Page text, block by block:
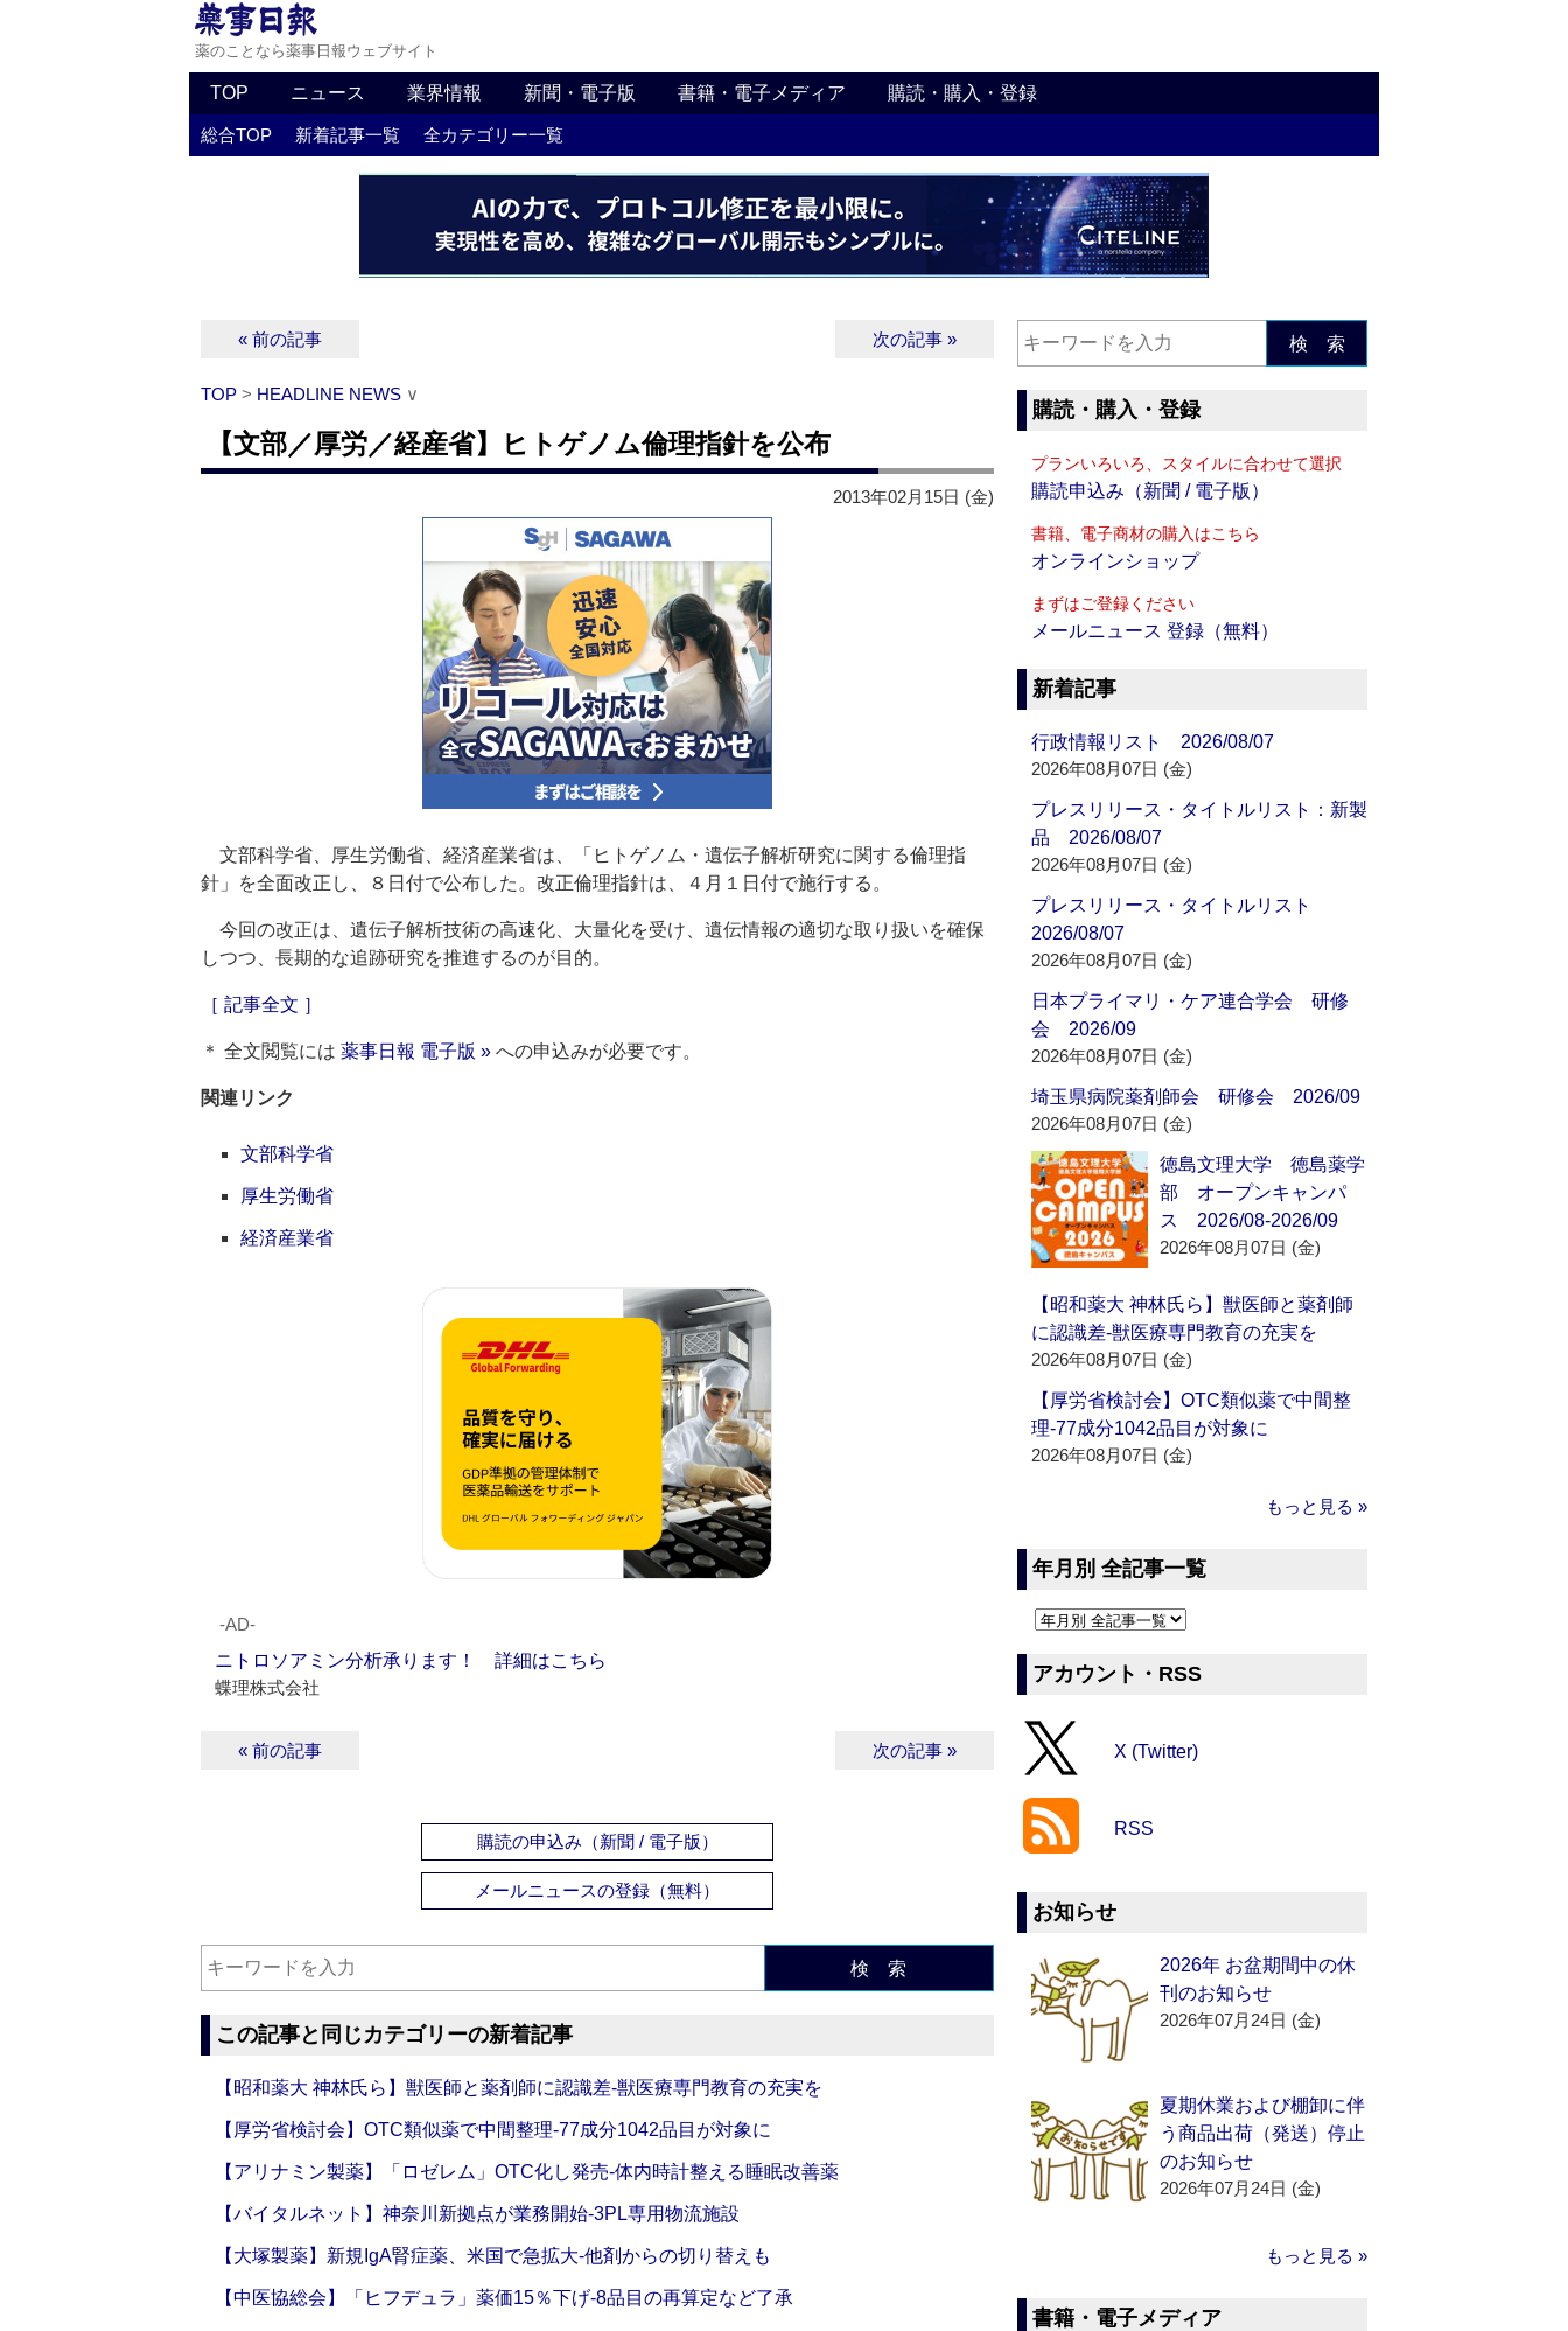
薬のことなら薬事日報ウェブサイト
TOP ニュース 業界情報 新聞・電子版 書籍・電子メディア 購読・購入・登録
総合TOP 新着記事一覧 全カテゴリー一覧
« 前の記事 次の記事 »
TOP > HEADLINE NEWS ∨
【文部／厚労／経産省】ヒトゲノム倫理指針を公布
2013年02月15日 (金)
文部科学省、厚生労働省、経済産業省は、「ヒトゲノム・遺伝子解析研究に関する倫理指
針」を全面改正し、８日付で公布した。改正倫理指針は、４月１日付で施行する。
今回の改正は、遺伝子解析技術の高速化、大量化を受け、遺伝情報の適切な取り扱いを確保
しつつ、長期的な追跡研究を推進するのが目的。
［ 記事全文 ］
＊ 全文閲覧には 薬事日報 電子版 » への申込みが必要です。
関連リンク
文部科学省
厚生労働省
経済産業省
‐AD‐
ニトロソアミン分析承ります！ 詳細はこちら
蝶理株式会社
« 前の記事 次の記事 »
購読の申込み（新聞 / 電子版）
メールニュースの登録（無料）
検 索
この記事と同じカテゴリーの新着記事
【昭和薬大 神林氏ら】獣医師と薬剤師に認識差‐獣医療専門教育の充実を
【厚労省検討会】OTC類似薬で中間整理‐77成分1042品目が対象に
【アリナミン製薬】「ロゼレム」OTC化し発売‐体内時計整える睡眠改善薬
【バイタルネット】神奈川新拠点が業務開始‐3PL専用物流施設
【大塚製薬】新規IgA腎症薬、米国で急拡大‐他剤からの切り替えも
【中医協総会】「ヒフデュラ」薬価15％下げ‐8品目の再算定など了承
検 索
購読・購入・登録
プランいろいろ、スタイルに合わせて選択
購読申込み（新聞 / 電子版）
書籍、電子商材の購入はこちら
オンラインショップ
まずはご登録ください
メールニュース 登録（無料）
新着記事
行政情報リスト 2026/08/07
2026年08月07日 (金)
プレスリリース・タイトルリスト：新製
品 2026/08/07
2026年08月07日 (金)
プレスリリース・タイトルリスト
2026/08/07
2026年08月07日 (金)
日本プライマリ・ケア連合学会 研修
会 2026/09
2026年08月07日 (金)
埼玉県病院薬剤師会 研修会 2026/09
2026年08月07日 (金)
徳島文理大学 徳島薬学
部 オープンキャンパ
ス 2026/08-2026/09
2026年08月07日 (金)
【昭和薬大 神林氏ら】獣医師と薬剤師
に認識差‐獣医療専門教育の充実を
2026年08月07日 (金)
【厚労省検討会】OTC類似薬で中間整
理‐77成分1042品目が対象に
2026年08月07日 (金)
もっと見る »
年月別 全記事一覧
アカウント・RSS
X (Twitter)
RSS
お知らせ
2026年 お盆期間中の休
刊のお知らせ
2026年07月24日 (金)
夏期休業および棚卸に伴
う商品出荷（発送）停止
のお知らせ
2026年07月24日 (金)
もっと見る »
書籍・電子メディア